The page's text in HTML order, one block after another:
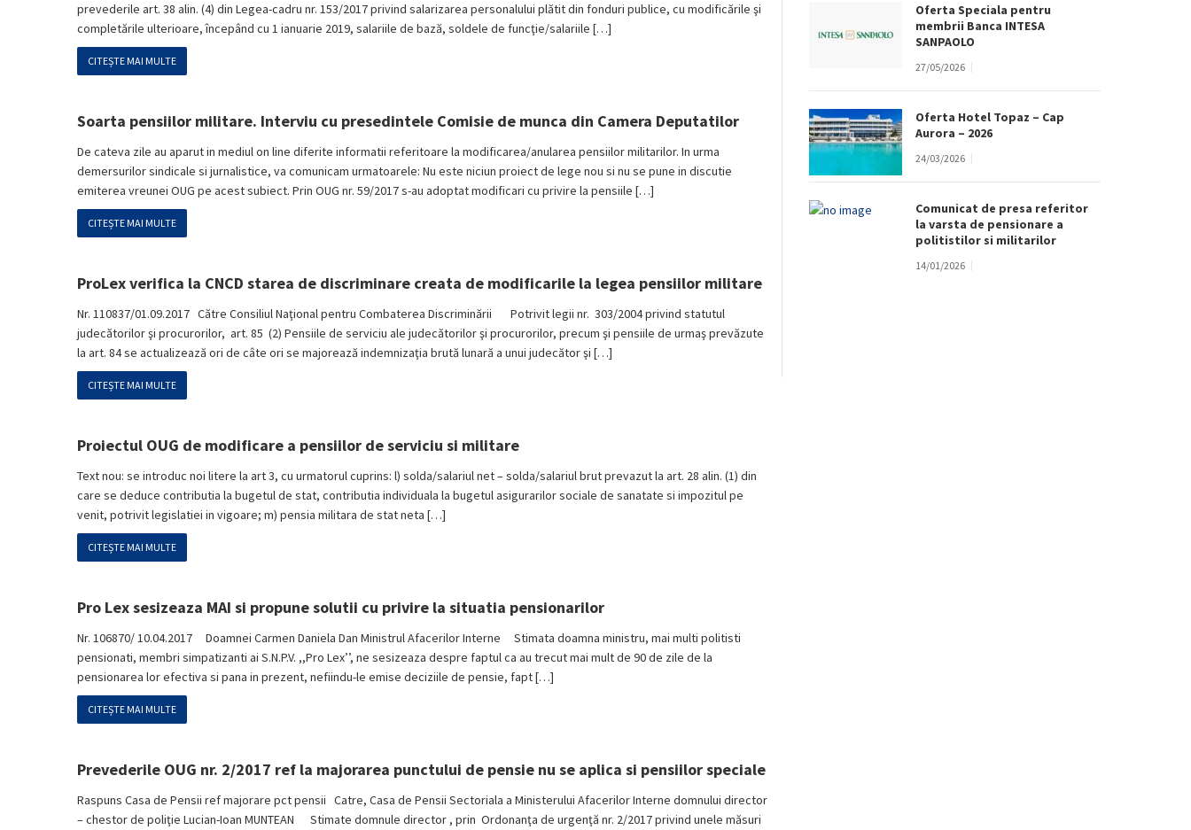
prevederile art. 38 alin. (4) din Legea-cadru nr. 153/2017 privind salarizarea personalului plătit din fonduri publice, cu modificările şi
completările ulterioare, începând cu 1 ianuarie 2019, salariile de bază, soldele de funcţie/salariile […]
CITEȘTE MAI MULTE
Soarta pensiilor militare. Interviu cu presedintele Comisie de munca din Camera Deputatilor
De cateva zile au aparut in mediul on line diferite informatii referitoare la modificarea/anularea pensiilor militarilor. In urma
demersurilor sindicale si jurnalistice, va comunicam urmatoarele: Nu este niciun proiect de lege nou si nu se pune in discutie
emiterea vreunei OUG pe acest subiect. Prin OUG nr. 59/2017 s-au adoptat modificari cu privire la pensiile […]
CITEȘTE MAI MULTE
ProLex verifica la CNCD starea de discriminare creata de modificarile la legea pensiilor militare
Nr. 110837/01.09.2017 Către Consiliul Naţional pentru Combaterea Discriminării Potrivit legii nr. 303/2004 privind statutul
judecătorilor şi procurorilor, art. 85 (2) Pensiile de serviciu ale judecătorilor şi procurorilor, precum şi pensiile de urmaş prevăzute
la art. 84 se actualizează ori de câte ori se majorează indemnizaţia brută lunară a unui judecător şi […]
CITEȘTE MAI MULTE
Proiectul OUG de modificare a pensiilor de serviciu si militare
Text nou: se introduc noi litere la art 3, cu urmatorul cuprins: l) solda/salariul net – solda/salariul brut prevazut la art. 28 alin. (1) din
care se deduce contributia la bugetul de stat, contributia individuala la bugetul asigurarilor sociale de sanatate si impozitul pe
venit, potrivit legislatiei in vigoare; m) pensia militara de stat neta […]
CITEȘTE MAI MULTE
Pro Lex sesizeaza MAI si propune solutii cu privire la situatia pensionarilor
Nr. 106870/ 10.04.2017 Doamnei Carmen Daniela Dan Ministrul Afacerilor Interne Stimata doamna ministru, mai multi politisti
pensionati, membri simpatizanti ai S.N.P.V. ,,Pro Lex’’, ne sesizeaza despre faptul ca au trecut mai mult de 90 de zile de la
pensionarea lor efectiva si pana in prezent, nefiindu-le emise deciziile de pensie, fapt […]
CITEȘTE MAI MULTE
Prevederile OUG nr. 2/2017 ref la majorarea punctului de pensie nu se aplica si pensiilor speciale
Raspuns Casa de Pensii ref majorare pct pensii Catre, Casa de Pensii Sectoriala a Ministerului Afacerilor Interne domnului director
– chestor de poliţie Lucian-Ioan MUNTEAN Stimate domnule director , prin Ordonanţa de urgenţă nr. 2/2017 privind unele măsuri
Oferta Speciala pentru
membrii Banca INTESA
SANPAOLO
27/05/2026
Oferta Hotel Topaz – Cap
Aurora – 2026
24/03/2026
Comunicat de presa referitor
la varsta de pensionare a
politistilor si militarilor
14/01/2026